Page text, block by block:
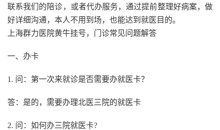
联系我们的陪诊，或者代办服务，通过提前整理好病案，做
好详细沟通，本人不用到场，也能达到就医目的。
上海群力医院黄牛挂号，门诊常见问题解答
一、办卡
1. 问：第一次来就诊是否需要办就医卡？
答：是的，需要办理北医三院的就医卡
2. 问：如何办三院就医卡?